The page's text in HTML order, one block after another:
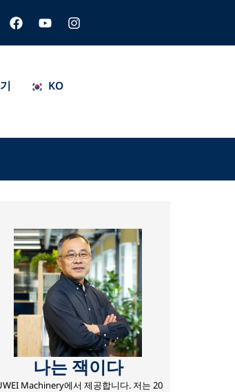
페
이
스
유
튜
브
인
스
타
KO
나는 잭이다
Machinery에서 제공합니다. 저는 20